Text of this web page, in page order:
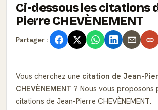
Ci-dessous les citations
Pierre CHEVÈNEMENT
Partager :
Vous cherchez une citation de Jean-
CHEVÈNEMENT ? Nous vous proposons
citations de Jean-Pierre CHEVÈNEMENT.